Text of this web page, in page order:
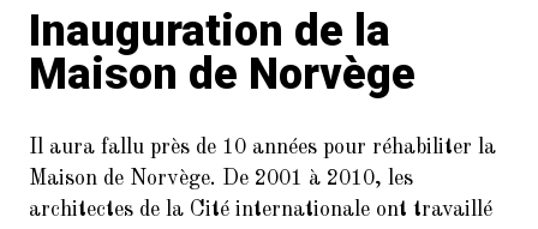
Devenez bénévole à l’Alliance
Internationale
arrondissement de Paris
(samedi 10/9/2022)
Inauguration de la
Maison de Norvège
Il aura fallu près de 10 années pour réhabiliter la
Maison de Norvège. De 2001 à 2010, les
architectes de la Cité internationale ont travaillé